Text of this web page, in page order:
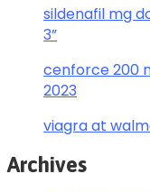
sildenafil mg
3”
cenforce 200
2023
viagra at
Archives